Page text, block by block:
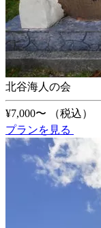
北谷海人の会
¥7,000〜
（税込）
プランを見る